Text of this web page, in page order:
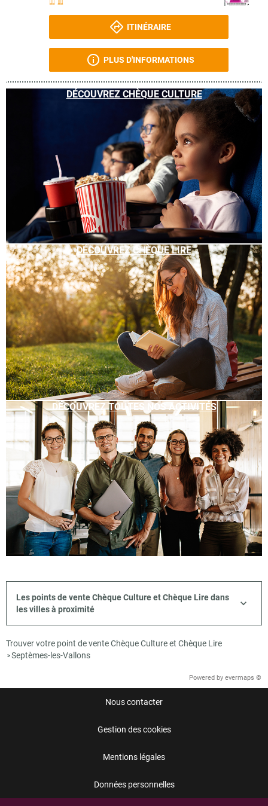
ITINÉRAIRE
PLUS D'INFORMATIONS
DÉCOUVREZ CHÈQUE CULTURE
DÉCOUVREZ CHÈQUE LIRE
DÉCOUVREZ TOUTES NOS ACTIVITÉS
Les points de vente Chèque Culture et Chèque Lire dans
les villes à proximité
Trouver votre point de vente Chèque Culture et Chèque Lire
>Septèmes-les-Vallons
Powered by evermaps ©
Nous contacter
Gestion des cookies
Mentions légales
Données personnelles